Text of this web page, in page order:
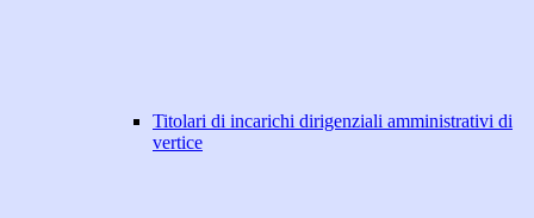
Titolari di incarichi dirigenziali amministrativi di
vertice